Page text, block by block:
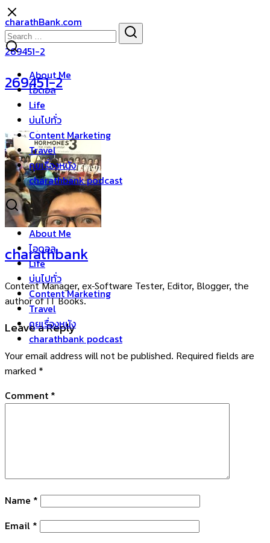
Skip
to
content
charathBank.com
About Me
ไอดอล
Life
บ่นไปทั่ว
Content Marketing
Travel
คุยเรื่องหนัง
charathbank podcast
About Me
ไอดอล
Life
บ่นไปทั่ว
Content Marketing
Travel
คุยเรื่องหนัง
charathbank podcast
Search
for:
269451-2
269451-2
charathbank
Content Manager, ex-Software Tester, Editor, Blogger, the
author of IT Books.
Leave a Reply
Your email address will not be published. Required fields are
marked *
Comment *
Name *
Email *